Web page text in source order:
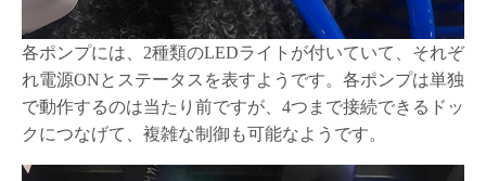
各ポンプには、2種類のLEDライトが付いていて、それぞ
れ電源ONとステータスを表すようです。各ポンプは単独
で動作するのは当たり前ですが、4つまで接続できるドッ
クにつなげて、複雑な制御も可能なようです。